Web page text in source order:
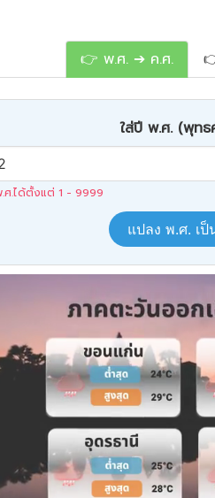
👉 พ.ศ. ➔ ค.ศ.
ใส่ปี พ.ศ. (พุทธ
.ศ.ได้ตั้งแต่ 1 - 9999
แปลง พ.ศ. เป็